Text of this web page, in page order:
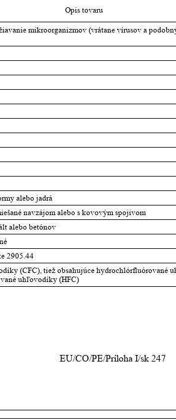
EU/CO/PE/Príloha I/sk 247
Opis tovaru
mikroorganizmov (vrátane vírusov a
alebo jadrá
navzájom alebo s kovovým spojivom
alebo betónov
2905.44
(CFC), tiež obsahujúce hydrochlórfluórované
uhľovodíky (HFC)